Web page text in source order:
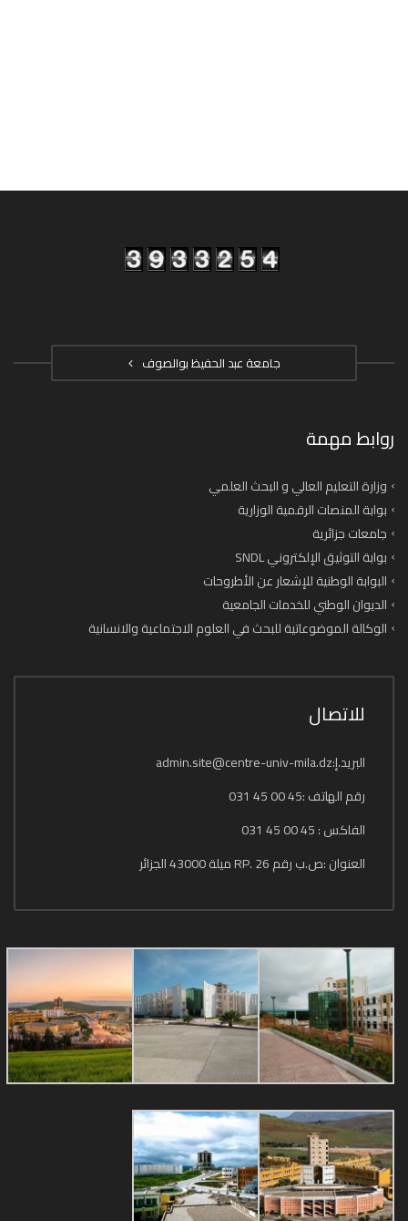
جامعة عبد الحفيظ بوالصوف
روابط مهمة
وزارة التعليم العالي و البحث العلمي
بوابة المنصات الرقمية الوزارية
جامعات جزائرية
بوابة التوثيق الإلكتروني SNDL
البوابة الوطنية للإشعار عن الأطروحات
الديوان الوطني للخدمات الجامعية
الوكالة الموضوعاتية للبحث في العلوم الاجتماعية والانسانية
للاتصال
البريد.إ:admin.site@centre-univ-mila.dz
رقم الهاتف :45 00 45 031
الفاكس : 45 00 45 031
العنوان :ص.ب رقم 26 .RP ميلة 43000 الجزائر